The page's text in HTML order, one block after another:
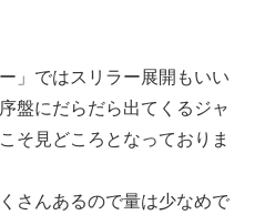
」ではスリラー展開もいい
盤にだらだら出てくるジャ
そ見どころとなっておりま
さんあるので量は少なめで